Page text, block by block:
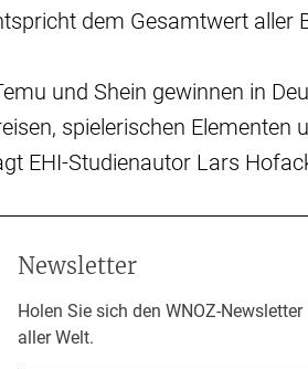
dem Gesamtwert aller
und Shein gewinnen in
spielerischen Elementen
EHI-Studienautor Lars
Newsletter
Holen Sie sich den WNOZ-
aller Welt.